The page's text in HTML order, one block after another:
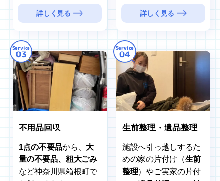
詳しく見る 詳しく見る
Service
03
不用品回収
1点の不要品から、 大
量の不要品、粗大ごみ
など神奈川県箱根町で
Service
04
生前整理・遺品整理
施設へ引っ越しするた
めの家の片付け（生前
整理）やご実家の片付